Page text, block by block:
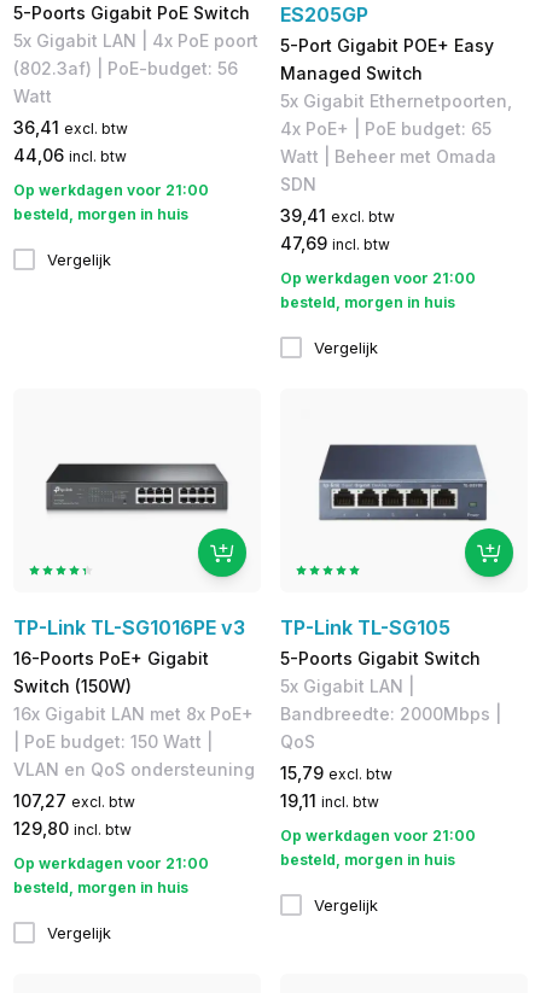
5-Poorts Gigabit PoE Switch
5x Gigabit LAN | 4x PoE poort
(802.3af) | PoE-budget: 56
Watt
36,41 excl. btw
44,06 incl. btw
Op werkdagen voor 21:00
besteld, morgen in huis
Vergelijk
ES205GP
5-Port Gigabit POE+ Easy
Managed Switch
5x Gigabit Ethernetpoorten,
4x PoE+ | PoE budget: 65
Watt | Beheer met Omada
SDN
39,41 excl. btw
47,69 incl. btw
Op werkdagen voor 21:00
besteld, morgen in huis
Vergelijk
TP-Link TL-SG1016PE v3
16-Poorts PoE+ Gigabit
Switch (150W)
16x Gigabit LAN met 8x PoE+
| PoE budget: 150 Watt |
VLAN en QoS ondersteuning
107,27 excl. btw
129,80 incl. btw
Op werkdagen voor 21:00
besteld, morgen in huis
Vergelijk
TP-Link TL-SG105
5-Poorts Gigabit Switch
​5x Gigabit LAN | ​
Bandbreedte: 2000Mbps | ​
QoS
15,79 excl. btw
19,11 incl. btw
Op werkdagen voor 21:00
besteld, morgen in huis
Vergelijk